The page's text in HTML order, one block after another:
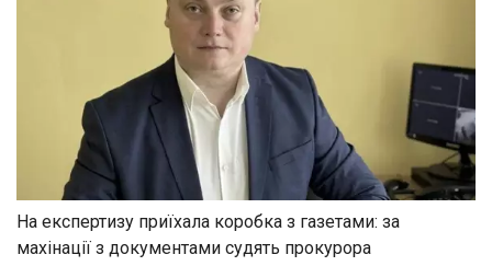
На експертизу приїхала коробка з газетами: за
махінації з документами судять прокурора